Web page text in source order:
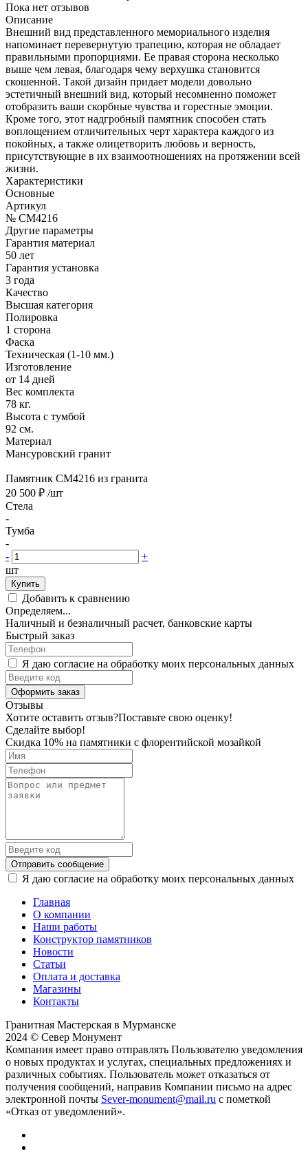
Пока нет отзывов
Описание
Внешний вид представленного мемориального изделия
напоминает перевернутую трапецию, которая не обладает
правильными пропорциями. Ее правая сторона несколько
выше чем левая, благодаря чему верхушка становится
скошенной. Такой дизайн придает модели довольно
эстетичный внешний вид, который несомненно поможет
отобразить ваши скорбные чувства и горестные эмоции.
Кроме того, этот надгробный памятник способен стать
воплощением отличительных черт характера каждого из
покойных, а также олицетворить любовь и верность,
присутствующие в их взаимоотношениях на протяжении всей
жизни.
Характеристики
Основные
Артикул
№ CM4216
Другие параметры
Гарантия материал
50 лет
Гарантия установка
3 года
Качество
Высшая категория
Полировка
1 сторона
Фаска
Техническая (1-10 мм.)
Изготовление
от 14 дней
Вес комплекта
78 кг.
Высота с тумбой
92 см.
Материал
Мансуровский гранит
Памятник CM4216 из гранита
20 500 ₽ /шт
Стела
-
Тумба
-
-
+
шт
Купить
Добавить к сравнению
Определяем...
Наличный и безналичный расчет, банковские карты
Быстрый заказ
Я даю согласие на обработку моих персональных данных
Оформить заказ
Отзывы
Хотите оставить отзыв?Поставьте свою оценку!
Сделайте выбор!
Скидка 10% на памятники с флорентийской мозайкой
Отправить сообщение
Я даю согласие на обработку моих персональных данных
Главная
О компании
Наши работы
Конструктор памятников
Новости
Статьи
Оплата и доставка
Магазины
Контакты
Гранитная Мастерская в Мурманске
2024 © Север Монумент
Компания имеет право отправлять Пользователю уведомления
о новых продуктах и услугах, специальных предложениях и
различных событиях. Пользователь может отказаться от
получения сообщений, направив Компании письмо на адрес
электронной почты Sever-monument@mail.ru с пометкой
«Отказ от уведомлений».